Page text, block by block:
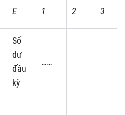
E 1 2 3
Số
dư
đầu
kỳ
……